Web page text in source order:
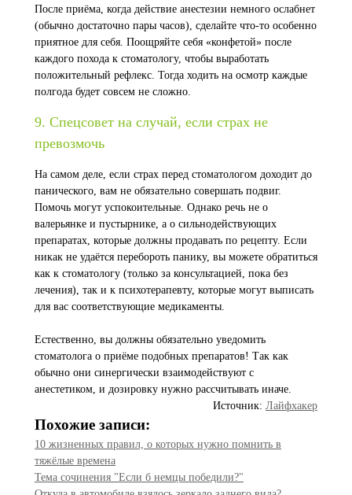
После приёма, когда действие анестезии немного ослабнет
(обычно достаточно пары часов), сделайте что-то особенно
приятное для себя. Поощряйте себя «конфетой» после
каждого похода к стоматологу, чтобы выработать
положительный рефлекс. Тогда ходить на осмотр каждые
полгода будет совсем не сложно.
9. Спецсовет на случай, если страх не
превозмочь
На самом деле, если страх перед стоматологом доходит до
панического, вам не обязательно совершать подвиг.
Помочь могут успокоительные. Однако речь не о
валерьянке и пустырнике, а о сильнодействующих
препаратах, которые должны продавать по рецепту. Если
никак не удаётся перебороть панику, вы можете обратиться
как к стоматологу (только за консультацией, пока без
лечения), так и к психотерапевту, которые могут выписать
для вас соответствующие медикаменты.
Естественно, вы должны обязательно уведомить
стоматолога о приёме подобных препаратов! Так как
обычно они синергически взаимодействуют с
анестетиком, и дозировку нужно рассчитывать иначе.
Источник: Лайфхакер
Похожие записи:
10 жизненных правил, о которых нужно помнить в
тяжёлые времена
Тема сочинения "Если б немцы победили?"